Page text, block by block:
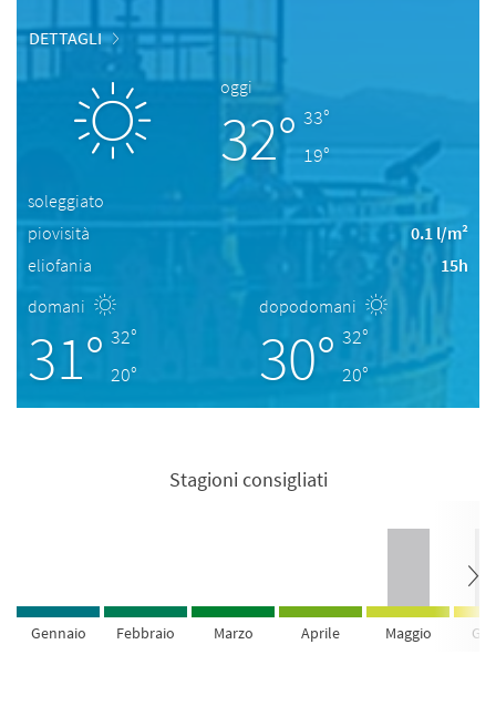
DETTAGLI
oggi
32° 33°
19°
soleggiato
piovisità
0.1 l/m²
eliofania
15h
domani
31° 32°
20°
dopodomani
30° 32°
20°
Stagioni consigliati
Gennaio Febbraio Marzo Aprile Maggio